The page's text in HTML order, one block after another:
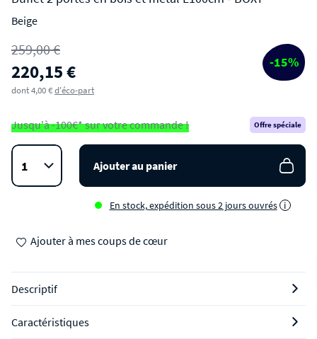
BOXY
Buffet 2 portes en bois et métal L100cm
Beige
259,00 €
220,15 € -15%
dont 4,00 €d'éco-part
Jusqu'à -100€* sur votre commande ! Offre spéciale
Ajouter au panier
En stock, expédition sous 2 jours ouvrés i
Ajouter à mes coups de cœur
Descriptif
Caractéristiques